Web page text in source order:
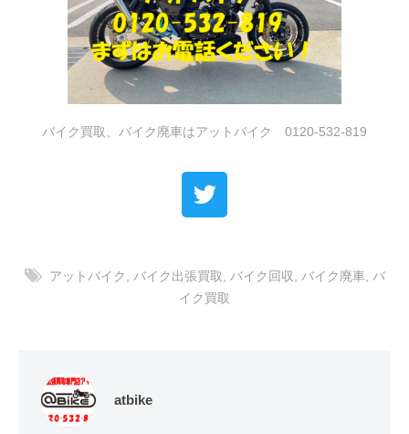
バイク買取、バイク廃車はアットバイク 0120-532-819
アットバイク , バイク出張買取 , バイク回収 , バイク廃車, バ
イク買取
atbike